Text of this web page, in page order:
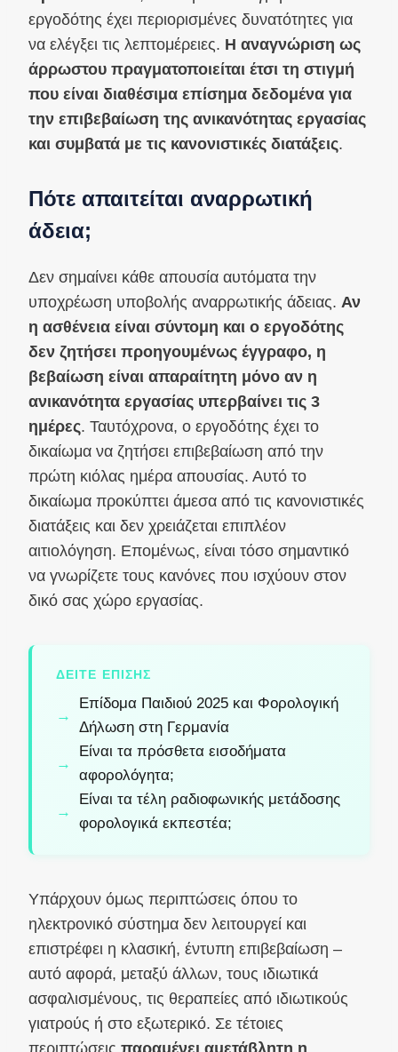
εργοδότης έχει περιορισμένες δυνατότητες για
να ελέγξει τις λεπτομέρειες. Η αναγνώριση ως
άρρωστου πραγματοποιείται έτσι τη στιγμή
που είναι διαθέσιμα επίσημα δεδομένα για
την επιβεβαίωση της ανικανότητας εργασίας
και συμβατά με τις κανονιστικές διατάξεις.
Πότε απαιτείται αναρρωτική
άδεια;
Δεν σημαίνει κάθε απουσία αυτόματα την
υποχρέωση υποβολής αναρρωτικής άδειας. Αν
η ασθένεια είναι σύντομη και ο εργοδότης
δεν ζητήσει προηγουμένως έγγραφο, η
βεβαίωση είναι απαραίτητη μόνο αν η
ανικανότητα εργασίας υπερβαίνει τις 3
ημέρες. Ταυτόχρονα, ο εργοδότης έχει το
δικαίωμα να ζητήσει επιβεβαίωση από την
πρώτη κιόλας ημέρα απουσίας. Αυτό το
δικαίωμα προκύπτει άμεσα από τις κανονιστικές
διατάξεις και δεν χρειάζεται επιπλέον
αιτιολόγηση. Επομένως, είναι τόσο σημαντικό
να γνωρίζετε τους κανόνες που ισχύουν στον
δικό σας χώρο εργασίας.
ΔΕΊΤΕ ΕΠΊΣΗΣ
Επίδομα Παιδιού 2025 και Φορολογική
Δήλωση στη Γερμανία
Είναι τα πρόσθετα εισοδήματα
αφορολόγητα;
Είναι τα τέλη ραδιοφωνικής μετάδοσης
φορολογικά εκπεστέα;
Υπάρχουν όμως περιπτώσεις όπου το
ηλεκτρονικό σύστημα δεν λειτουργεί και
επιστρέφει η κλασική, έντυπη επιβεβαίωση –
αυτό αφορά, μεταξύ άλλων, τους ιδιωτικά
ασφαλισμένους, τις θεραπείες από ιδιωτικούς
γιατρούς ή στο εξωτερικό. Σε τέτοιες
περιπτώσεις παραμένει αμετάβλητη η